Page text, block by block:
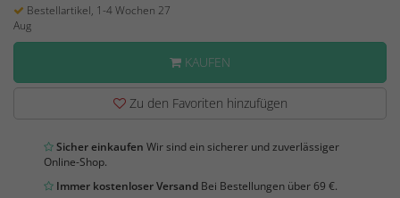
Bestellartikel, 1-4 Wochen 27
Aug
KAUFEN
Zu den Favoriten hinzufügen
Sicher einkaufen Wir sind ein sicherer und zuverlässiger
Online-Shop.
Immer kostenloser Versand Bei Bestellungen über 69 €.